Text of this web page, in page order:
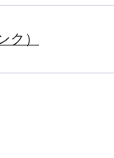
ク）